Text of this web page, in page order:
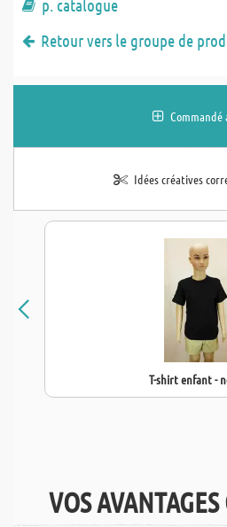
p. catalogue
Retour vers le groupe de
Commandé
Idées créatives
T-shirt enfant -
VOS